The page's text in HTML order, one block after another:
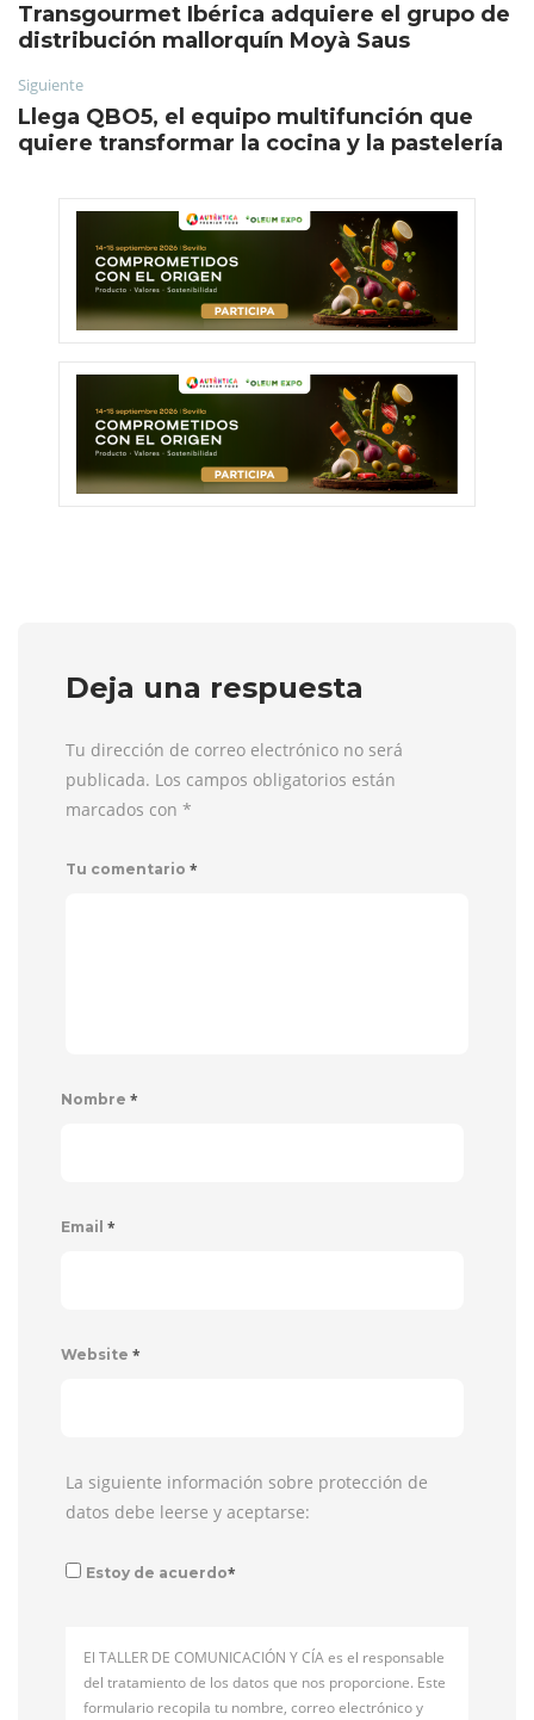
Transgourmet Ibérica adquiere el grupo de
distribución mallorquín Moyà Saus
Siguiente
Llega QBO5, el equipo multifunción que
quiere transformar la cocina y la pastelería
Deja una respuesta
Tu dirección de correo electrónico no será
publicada. Los campos obligatorios están
marcados con *
Tu comentario *
Nombre *
Email *
Website *
La siguiente información sobre protección de
datos debe leerse y aceptarse:
Estoy de acuerdo*
El TALLER DE COMUNICACIÓN Y CÍA es el responsable
del tratamiento de los datos que nos proporcione. Este
formulario recopila tu nombre, correo electrónico y